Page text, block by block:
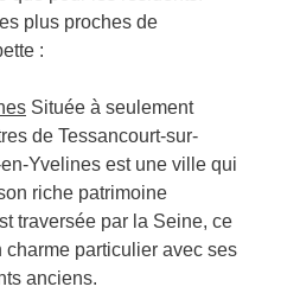
plus proches de
:
Située à seulement
de Tessancourt-sur-
Yvelines est une ville qui
riche patrimoine
traversée par la Seine, ce
charme particulier avec ses
anciens.